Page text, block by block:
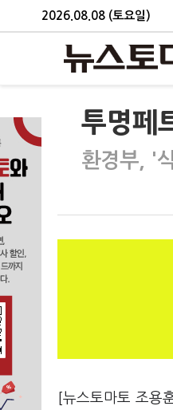
2026.08.08 (토요일)
투명페
환경부, '
[뉴스토마토 조용